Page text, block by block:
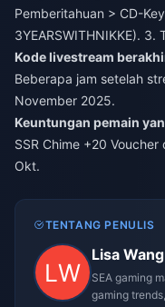
Pemberitahuan > CD-
3YEARSWITHNIKKE).
Kode livestream
Beberapa jam setelah
November 2025.
Keuntungan pemain
SSR Chime +20
Okt.
TENTANG PENULIS
Lisa Wang
SEA gaming
gaming